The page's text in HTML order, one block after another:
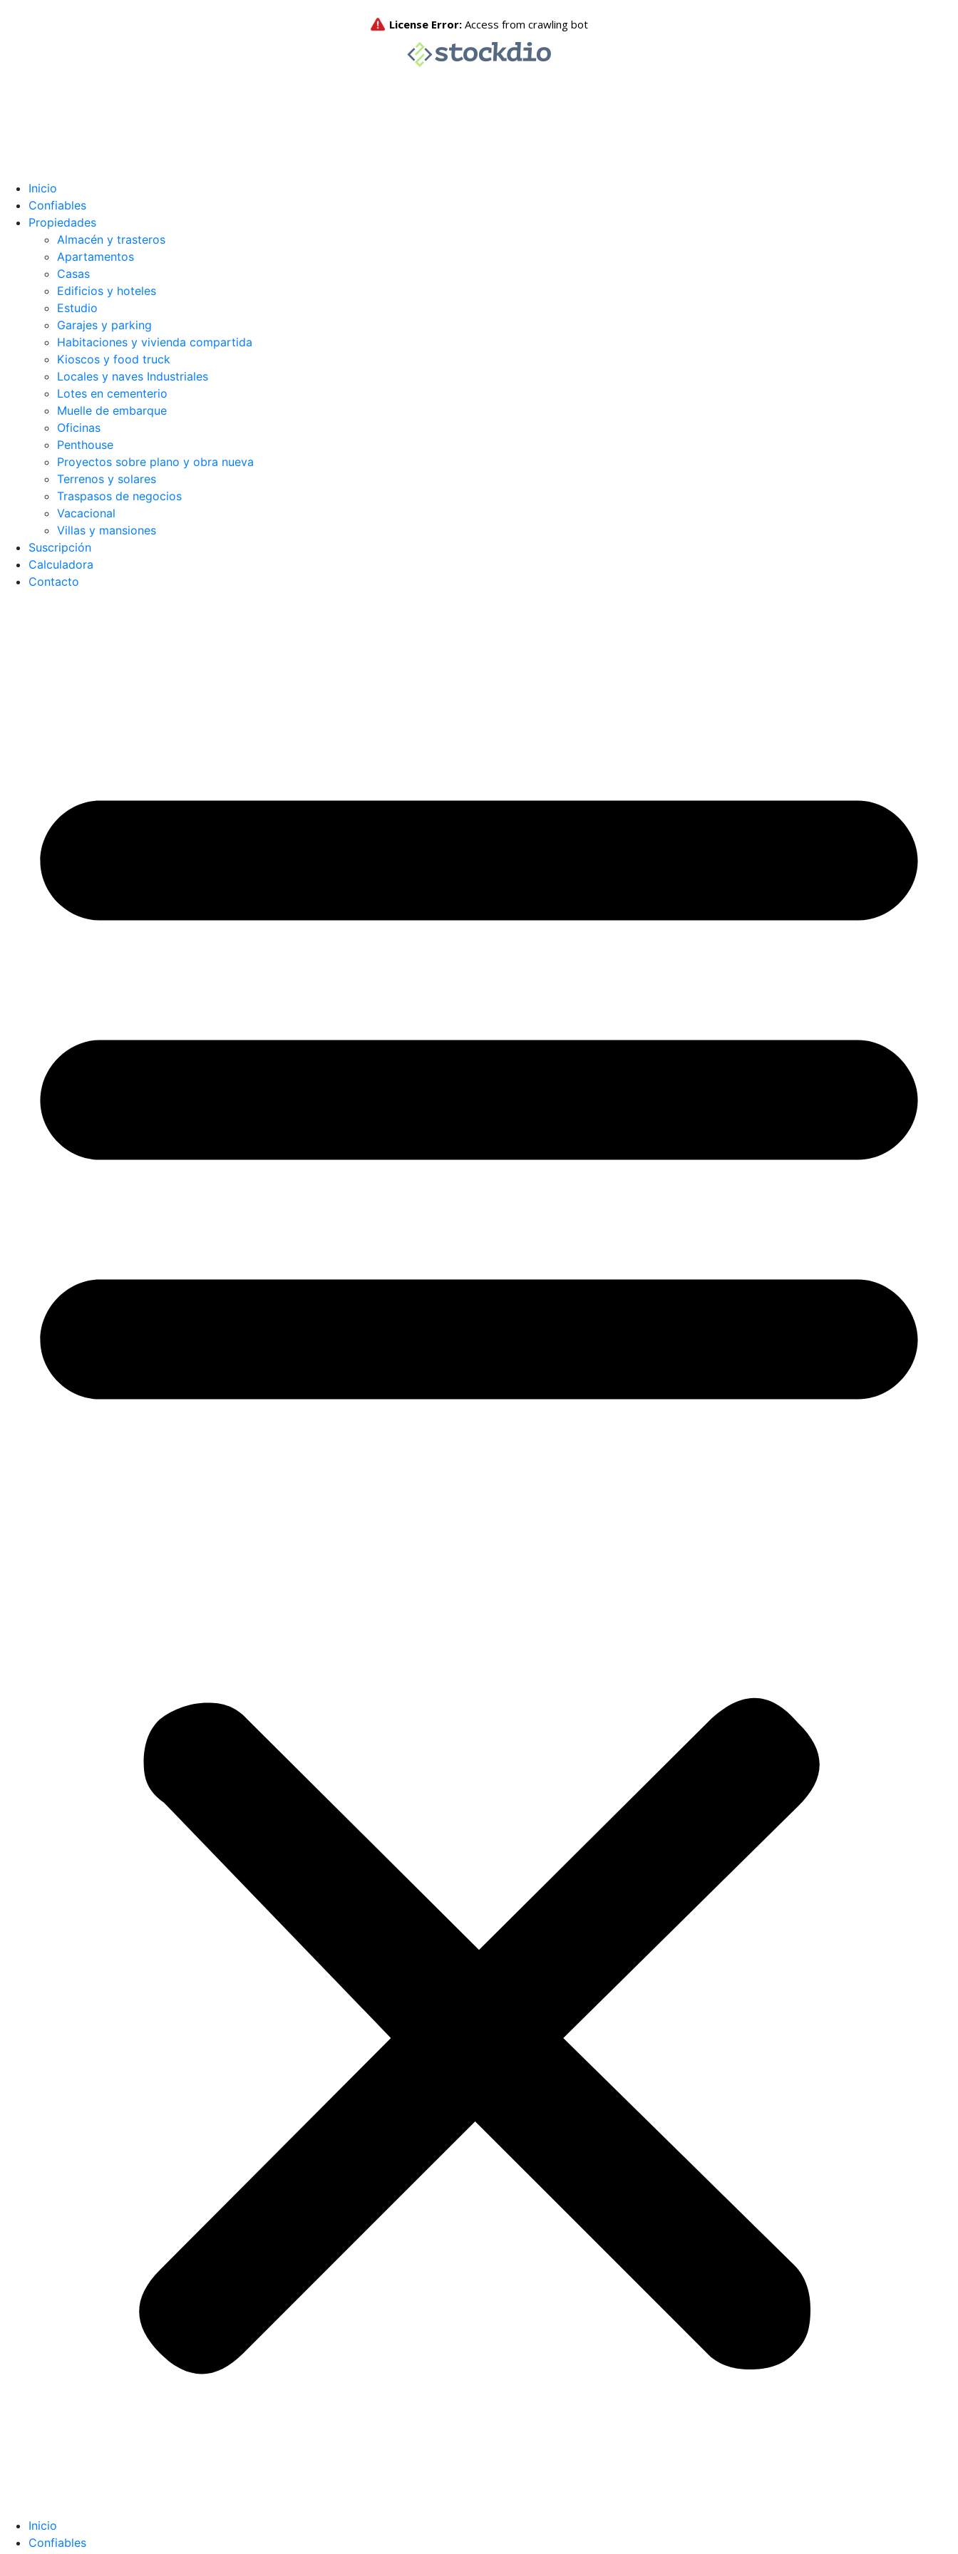
Inicio
Confiables
Propiedades
Almacén y trasteros
Apartamentos
Casas
Edificios y hoteles
Estudio
Garajes y parking
Habitaciones y vivienda compartida
Kioscos y food truck
Locales y naves Industriales
Lotes en cementerio
Muelle de embarque
Oficinas
Penthouse
Proyectos sobre plano y obra nueva
Terrenos y solares
Traspasos de negocios
Vacacional
Villas y mansiones
Suscripción
Calculadora
Contacto
Inicio
Confiables